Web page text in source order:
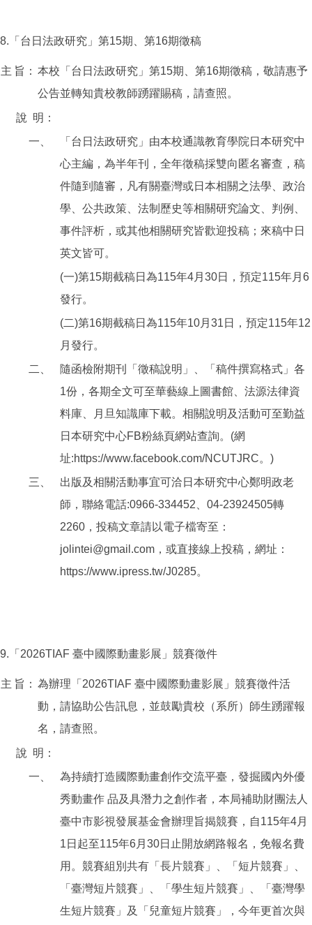
8.「台日法政研究」第15期、第16期徵稿
主 旨： 本校「台日法政研究」第15期、第16期徵稿，敬請惠予
公告並轉知貴校教師踴躍賜稿，請查照。
說 明：
一、
「台日法政研究」由本校通識教育學院日本研究中
心主編，為半年刊，全年徵稿採雙向匿名審查，稿
件隨到隨審，凡有關臺灣或日本相關之法學、政治
學、公共政策、法制歷史等相關研究論文、判例、
事件評析，或其他相關研究皆歡迎投稿；來稿中日
英文皆可。
(一)第15期截稿日為115年4月30日，預定115年月6
發行。
(二)第16期截稿日為115年10月31日，預定115年12
月發行。
二、
隨函檢附期刊「徵稿說明」、「稿件撰寫格式」各
1份，各期全文可至華藝線上圖書館、法源法律資
料庫、月旦知識庫下載。相關說明及活動可至勤益
日本研究中心FB粉絲頁網站查詢。(網
址:https://www.facebook.com/NCUTJRC。)
三、
出版及相關活動事宜可洽日本研究中心鄭明政老
師，聯絡電話:0966-334452、04-23924505轉
2260，投稿文章請以電子檔寄至：
jolintei@gmail.com，或直接線上投稿，網址：
https://www.ipress.tw/J0285。
9.「2026TIAF 臺中國際動畫影展」競賽徵件
主 旨： 為辦理「2026TIAF 臺中國際動畫影展」競賽徵件活
動，請協助公告訊息，並鼓勵貴校（系所）師生踴躍報
名，請查照。
說 明：
一、
為持續打造國際動畫創作交流平臺，發掘國內外優
秀動畫作 品及具潛力之創作者，本局補助財團法人
臺中市影視發展基金會辦理旨揭競賽，自115年4月
1日起至115年6月30日止開放網路報名，免報名費
用。競賽組別共有「長片競賽」、「短片競賽」、
「臺灣短片競賽」、「學生短片競賽」、「臺灣學
生短片競賽」及「兒童短片競賽」，今年更首次與